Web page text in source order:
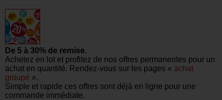
De 5 à 30% de remise.
Achetez en lot et profitez de nos offres permanentes pour un
achat en quantité. Rendez-vous sur les pages « achat
groupé ».
Simple et rapide ces offres sont déjà en ligne pour une
commande immédiate.